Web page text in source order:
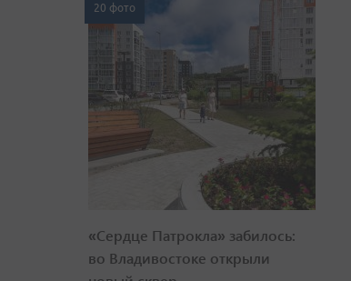
20 фото
«Сердце Патрокла» забилось:
во Владивостоке открыли